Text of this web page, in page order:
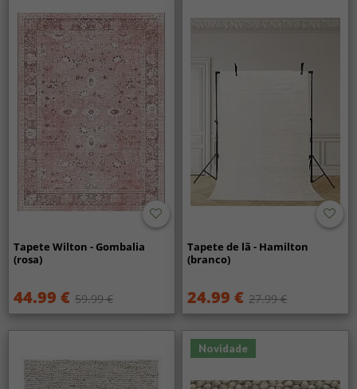
Tapete Wilton - Gombalia
(rosa)
44.99 € 59.99 €
Tapete de lã - Hamilton
(branco)
24.99 € 27.99 €
Novidade